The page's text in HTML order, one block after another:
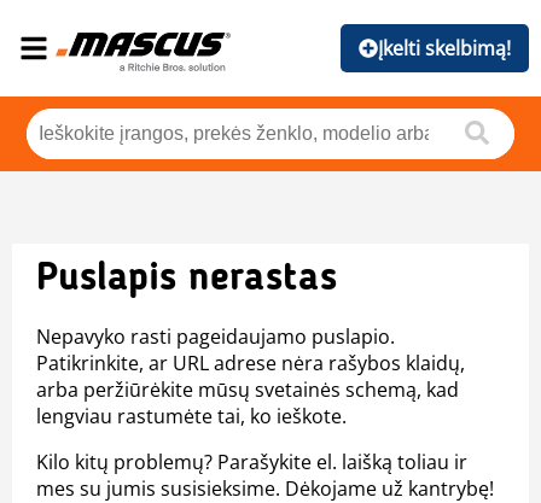
Įkelti skelbimą!
Puslapis nerastas
Nepavyko rasti pageidaujamo puslapio.
Patikrinkite, ar URL adrese nėra rašybos klaidų,
arba peržiūrėkite mūsų svetainės schemą, kad
lengviau rastumėte tai, ko ieškote.
Kilo kitų problemų? Parašykite el. laišką toliau ir
mes su jumis susisieksime. Dėkojame už kantrybę!